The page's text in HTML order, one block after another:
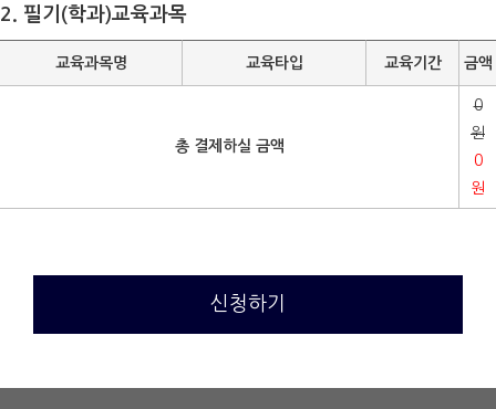
2. 필기(학과)교육과목
교육과목명 교육타입 교육기간 금액
총 결제하실 금액
0
원
0
원
신청하기